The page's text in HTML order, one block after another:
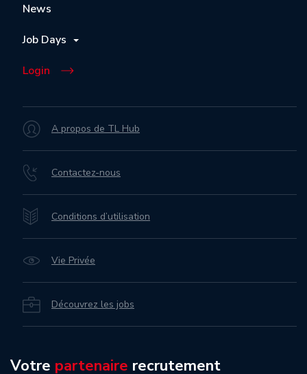
News
Job Days
Login
A propos de TL Hub
Contactez-nous
Conditions d’utilisation
Vie Privée
Découvrez les jobs
Votre partenaire recrutement